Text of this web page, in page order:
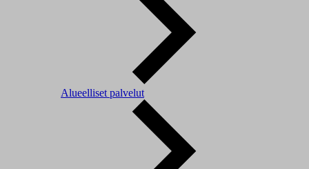
Alueelliset palvelut